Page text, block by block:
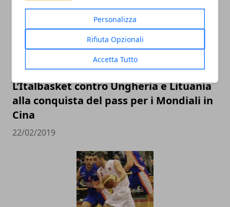
Personalizza
Rifiuta Opzionali
Accetta Tutto
L’Italbasket contro Ungheria e Lituania
alla conquista del pass per i Mondiali in
Cina
22/02/2019